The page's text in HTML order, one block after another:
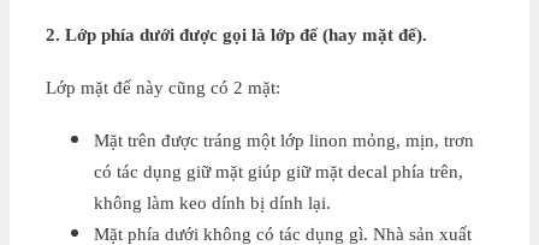
2. Lớp phía dưới được gọi là lớp đế (hay mặt đế).
Lớp mặt đế này cũng có 2 mặt:
Mặt trên được tráng một lớp linon mỏng, mịn, trơn
có tác dụng giữ mặt giúp giữ mặt decal phía trên,
không làm keo dính bị dính lại.
Mặt phía dưới không có tác dụng gì. Nhà sản xuất